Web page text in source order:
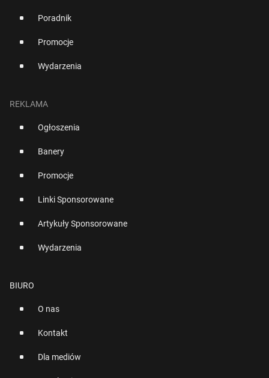
Poradnik
Promocje
Wydarzenia
REKLAMA
Ogłoszenia
Banery
Promocje
Linki Sponsorowane
Artykuły Sponsorowane
Wydarzenia
BIURO
O nas
Kontakt
Dla mediów